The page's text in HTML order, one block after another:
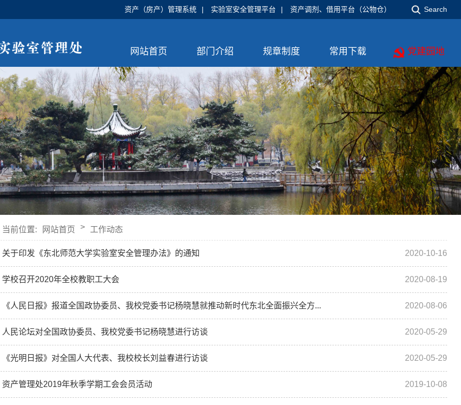
Search
资产（房产）管理系统 | 实验室安全管理平台 | 资产调剂、借用平台（公物仓）
网站首页 部门介绍 规章制度 常用下载 党建园地
当前位置: 网站首页 > 工作动态
关于印发《东北师范大学实验室安全管理办法》的通知 2020-10-16
学校召开2020年全校教职工大会 2020-08-19
《人民日报》报道全国政协委员、我校党委书记杨晓慧就推动新时代东北全面振兴全方... 2020-08-06
人民论坛对全国政协委员、我校党委书记杨晓慧进行访谈 2020-05-29
《光明日报》对全国人大代表、我校校长刘益春进行访谈 2020-05-29
资产管理处2019年秋季学期工会会员活动 2019-10-08